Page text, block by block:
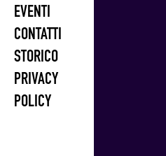
EVENTI
CONTATTI
STORICO
PRIVACY
POLICY